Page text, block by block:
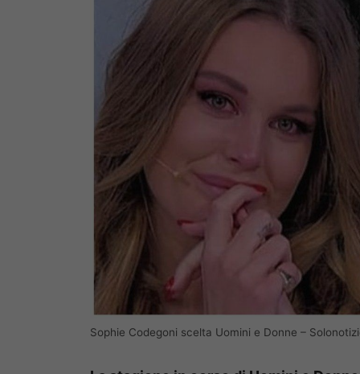
Sophie Codegoni scelta Uomini e Donne –